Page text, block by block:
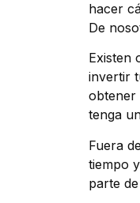
hacer
De
Existen
invertir
obtener
tenga
Fuera
tiempo
parte